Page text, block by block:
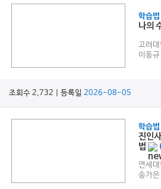
학습법
나의
고려
이동규
조회수 2,732 | 등록일 2026-08-05
학습법
진인
법
연세
송가은